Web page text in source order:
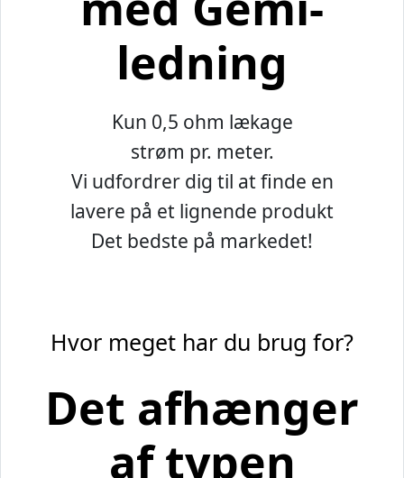
ledning
Kun 0,5 ohm lækage
strøm pr. meter.
Vi udfordrer dig til at finde en
lavere på et lignende produkt
Det bedste på markedet!
Hvor meget har du brug for?
Det afhænger
af typen